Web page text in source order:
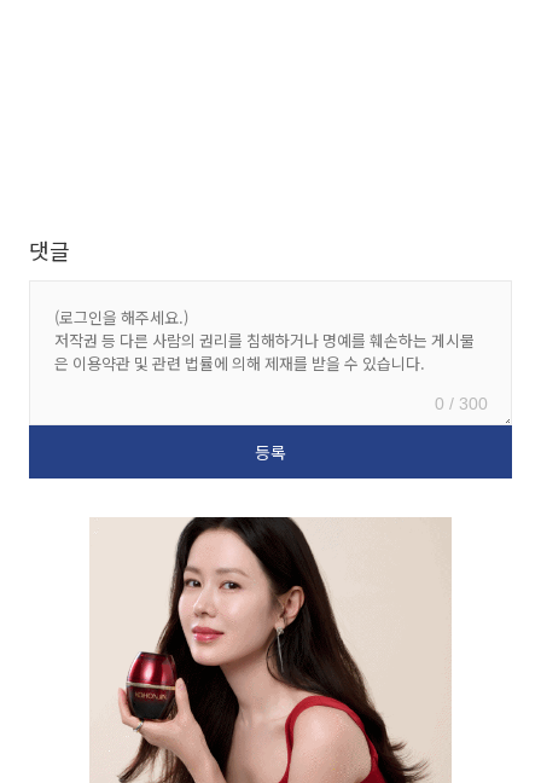
댓글
0 / 300